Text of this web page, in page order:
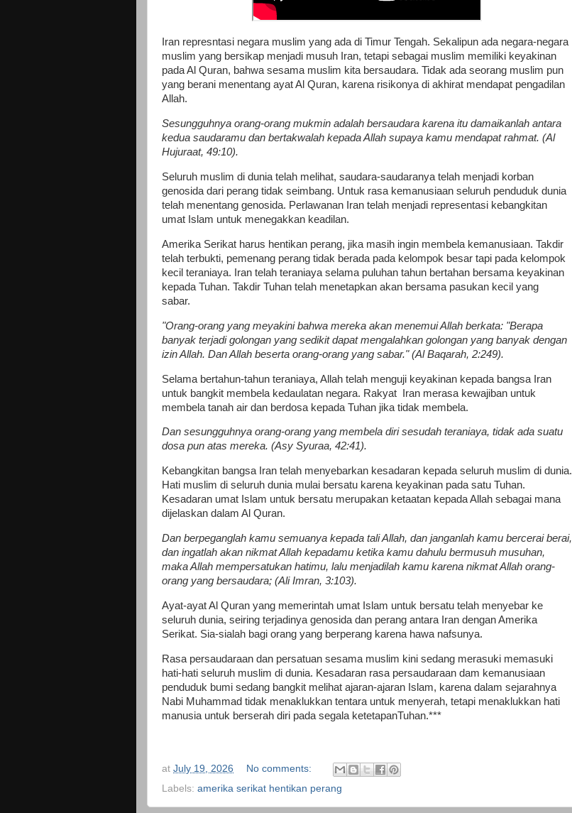
Iran represntasi negara muslim yang ada di Timur Tengah. Sekalipun ada negara-negara
muslim yang bersikap menjadi musuh Iran, tetapi sebagai muslim memiliki keyakinan
pada Al Quran, bahwa sesama muslim kita bersaudara. Tidak ada seorang muslim pun
yang berani menentang ayat Al Quran, karena risikonya di akhirat mendapat pengadilan
Allah.
Sesungguhnya orang-orang mukmin adalah bersaudara karena itu damaikanlah antara
kedua saudaramu dan bertakwalah kepada Allah supaya kamu mendapat rahmat. (Al
Hujuraat, 49:10).
Seluruh muslim di dunia telah melihat, saudara-saudaranya telah menjadi korban
genosida dari perang tidak seimbang. Untuk rasa kemanusiaan seluruh penduduk dunia
telah menentang genosida. Perlawanan Iran telah menjadi representasi kebangkitan
umat Islam untuk menegakkan keadilan.
Amerika Serikat harus hentikan perang, jika masih ingin membela kemanusiaan. Takdir
telah terbukti, pemenang perang tidak berada pada kelompok besar tapi pada kelompok
kecil teraniaya. Iran telah teraniaya selama puluhan tahun bertahan bersama keyakinan
kepada Tuhan. Takdir Tuhan telah menetapkan akan bersama pasukan kecil yang
sabar.
"Orang-orang yang meyakini bahwa mereka akan menemui Allah berkata: "Berapa
banyak terjadi golongan yang sedikit dapat mengalahkan golongan yang banyak dengan
izin Allah. Dan Allah beserta orang-orang yang sabar." (Al Baqarah, 2:249).
Selama bertahun-tahun teraniaya, Allah telah menguji keyakinan kepada bangsa Iran
untuk bangkit membela kedaulatan negara. Rakyat Iran merasa kewajiban untuk
membela tanah air dan berdosa kepada Tuhan jika tidak membela.
Dan sesungguhnya orang-orang yang membela diri sesudah teraniaya, tidak ada suatu
dosa pun atas mereka. (Asy Syuraa, 42:41).
Kebangkitan bangsa Iran telah menyebarkan kesadaran kepada seluruh muslim di dunia.
Hati muslim di seluruh dunia mulai bersatu karena keyakinan pada satu Tuhan.
Kesadaran umat Islam untuk bersatu merupakan ketaatan kepada Allah sebagai mana
dijelaskan dalam Al Quran.
Dan berpeganglah kamu semuanya kepada tali Allah, dan janganlah kamu bercerai berai,
dan ingatlah akan nikmat Allah kepadamu ketika kamu dahulu bermusuh musuhan,
maka Allah mempersatukan hatimu, lalu menjadilah kamu karena nikmat Allah orang-
orang yang bersaudara; (Ali Imran, 3:103).
Ayat-ayat Al Quran yang memerintah umat Islam untuk bersatu telah menyebar ke
seluruh dunia, seiring terjadinya genosida dan perang antara Iran dengan Amerika
Serikat. Sia-sialah bagi orang yang berperang karena hawa nafsunya.
Rasa persaudaraan dan persatuan sesama muslim kini sedang merasuki memasuki
hati-hati seluruh muslim di dunia. Kesadaran rasa persaudaraan dam kemanusiaan
penduduk bumi sedang bangkit melihat ajaran-ajaran Islam, karena dalam sejarahnya
Nabi Muhammad tidak menaklukkan tentara untuk menyerah, tetapi menaklukkan hati
manusia untuk berserah diri pada segala ketetapanTuhan.***
at July 19, 2026
No comments:
Labels: amerika serikat hentikan perang